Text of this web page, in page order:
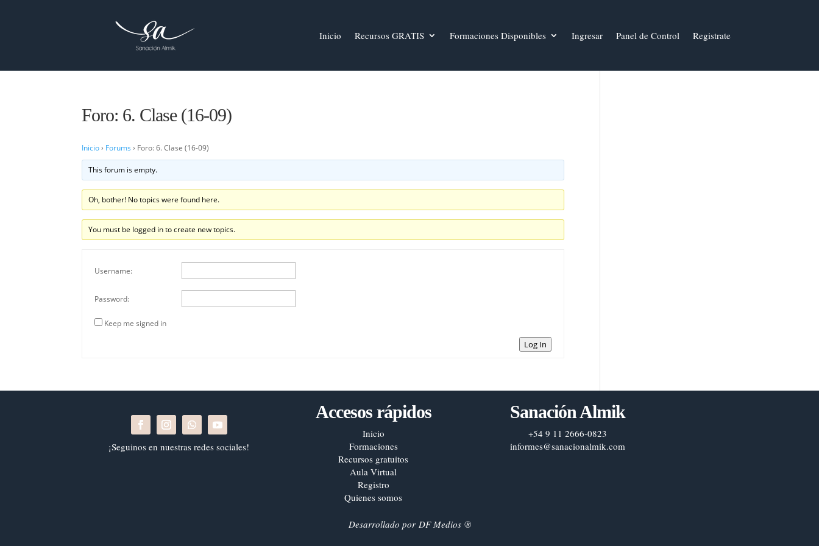
Inicio Recursos GRATIS Formaciones Disponibles Ingresar Panel de Control Registrate
Foro: 6. Clase (16-09)
Inicio › Forums › Foro: 6. Clase (16-09)
This forum is empty.
Oh, bother! No topics were found here.
You must be logged in to create new topics.
Username:
Password:
Keep me signed in
Log In
¡Seguinos en nuestras redes sociales!
Accesos rápidos
Inicio
Formaciones
Recursos gratuitos
Aula Virtual
Registro
Quienes somos
Sanación Almik
+54 9 11 2666-0823
informes@sanacionalmik.com
Desarrollado por DF Medios®